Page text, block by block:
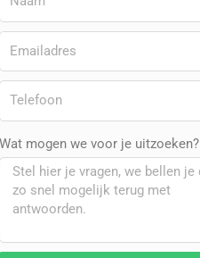
Wat mogen we voor je uitzoeken?